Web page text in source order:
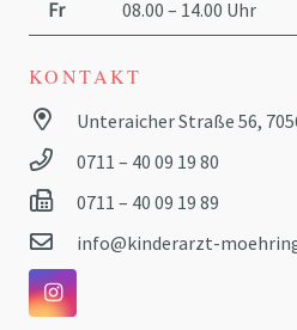
Fr 08.00 – 14.00 Uhr
KONTAKT
Unteraicher Straße 56,
0711 – 40 09 19 80
0711 – 40 09 19 89
info@kinderarzt-